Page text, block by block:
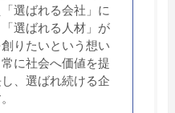
選ばれる会社」に
選ばれる人材」が
りたいという想い
に社会へ価値を提
、選ばれ続ける企